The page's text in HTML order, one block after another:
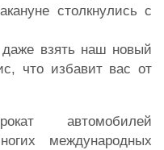
столкнулись с
взять наш новый
что избавит вас от
автомобилей
международных